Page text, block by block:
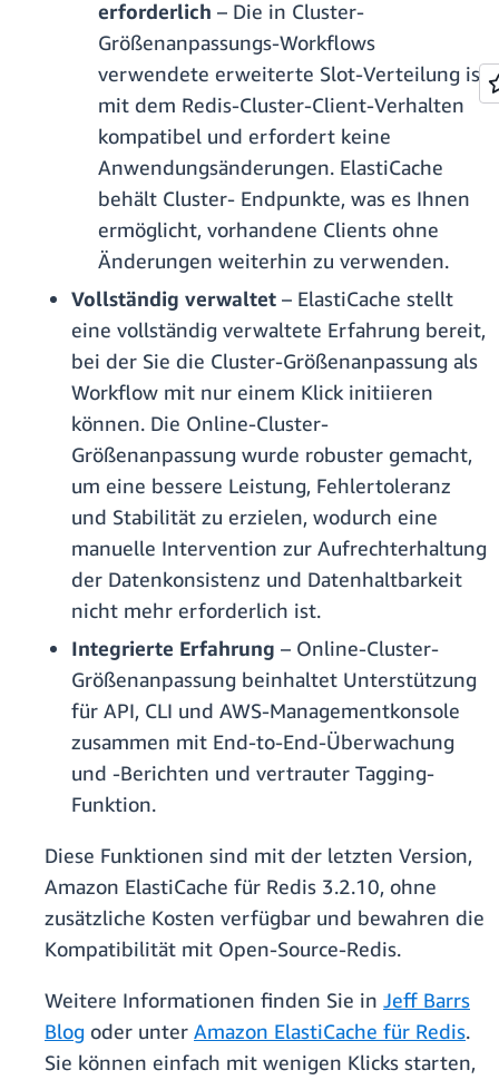
erforderlich – Die in Cluster-
Größenanpassungs-Workflows
verwendete erweiterte Slot-Verteilung ist
mit dem Redis-Cluster-Client-Verhalten
kompatibel und erfordert keine
Anwendungsänderungen. ElastiCache
behält Cluster- Endpunkte, was es Ihnen
ermöglicht, vorhandene Clients ohne
Änderungen weiterhin zu verwenden.
Vollständig verwaltet – ElastiCache stellt
eine vollständig verwaltete Erfahrung bereit,
bei der Sie die Cluster-Größenanpassung als
Workflow mit nur einem Klick initiieren
können. Die Online-Cluster-
Größenanpassung wurde robuster gemacht,
um eine bessere Leistung, Fehlertoleranz
und Stabilität zu erzielen, wodurch eine
manuelle Intervention zur Aufrechterhaltung
der Datenkonsistenz und Datenhaltbarkeit
nicht mehr erforderlich ist.
Integrierte Erfahrung – Online-Cluster-
Größenanpassung beinhaltet Unterstützung
für API, CLI und AWS-Managementkonsole
zusammen mit End-to-End-Überwachung
und -Berichten und vertrauter Tagging-
Funktion.
Diese Funktionen sind mit der letzten Version,
Amazon ElastiCache für Redis 3.2.10, ohne
zusätzliche Kosten verfügbar und bewahren die
Kompatibilität mit Open-Source-Redis.
Weitere Informationen finden Sie in Jeff Barrs
Blog oder unter Amazon ElastiCache für Redis.
Sie können einfach mit wenigen Klicks starten,